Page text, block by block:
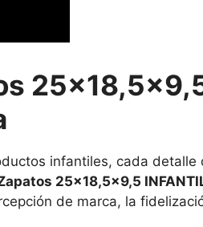
infantiles, cada
25×18,5×9,5
de marca, la